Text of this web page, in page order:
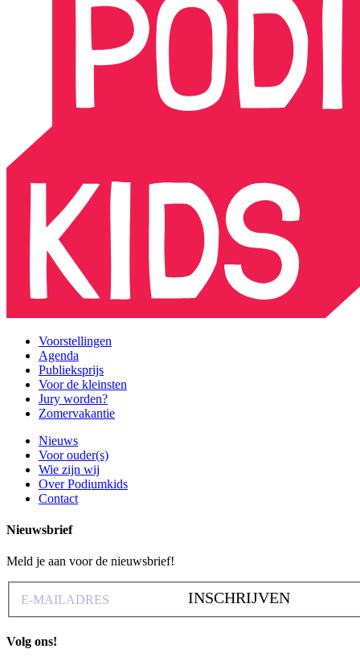
Voorstellingen
Agenda
Publieksprijs
Voor de kleinsten
Jury worden?
Zomervakantie
Nieuws
Voor ouder(s)
Wie zijn wij
Over Podiumkids
Contact
Nieuwsbrief
Meld je aan voor de nieuwsbrief!
INSCHRIJVEN
Volg ons!